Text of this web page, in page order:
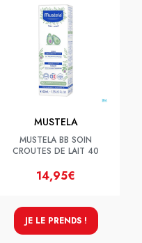
MUSTELA
MUSTELA BB SOIN
CROUTES DE LAIT 40
14,95€
JE LE PRENDS !